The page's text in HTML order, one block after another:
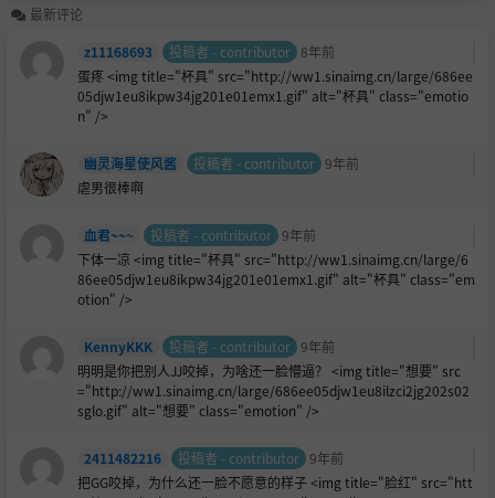
最新评论
z11168693
投稿者 - contributor 8年前
蛋疼 <img title="杯具" src="http://ww1.sinaimg.cn/large/686ee
05djw1eu8ikpw34jg201e01emx1.gif" alt="杯具" class="emotio
n" />
幽灵海星使风酱 投稿者 - contributor 9年前
虐男很棒啊
血君~~~ 投稿者 - contributor 9年前
下体一凉 <img title="杯具" src="http://ww1.sinaimg.cn/large/6
86ee05djw1eu8ikpw34jg201e01emx1.gif" alt="杯具" class="em
otion" />
KennyKKK 投稿者 - contributor 9年前
明明是你把别人JJ咬掉，为啥还一脸懵逼？ <img title="想要" src
="http://ww1.sinaimg.cn/large/686ee05djw1eu8ilzci2jg202s02
sglo.gif" alt="想要" class="emotion" />
2411482216 投稿者 - contributor 9年前
把GG咬掉，为什么还一脸不愿意的样子 <img title="脸红" src="htt